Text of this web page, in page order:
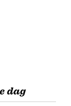
dag